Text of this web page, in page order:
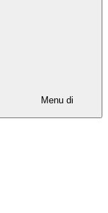
Menu di